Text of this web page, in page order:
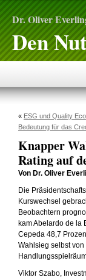
Dr. Oliver
Den
« ESG und Quality
Bedeutung für das
Knapper
Rating auf
Von Dr. Oliver
Die
Kurswechsel
Beobachtern
kam Abelardo de la
Cepeda 48,7
Wahlsieg selbst
Viktor Szabo,